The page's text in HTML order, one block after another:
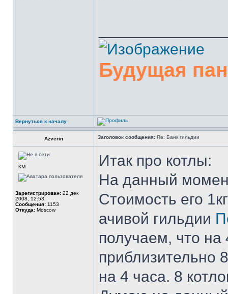
Будущая
Вернуться к началу
Azverin Заголовок сообщения: Re: Банк гильдии
КМ
Зарегистрирован: 22 дек
2008, 12:53
Сообщения: 1153
Откуда: Moscow
Итак про котлы:
На данный
Стоимость его
ачивой гильдии
получаем, что
приблизительно
на 4 часа. 8